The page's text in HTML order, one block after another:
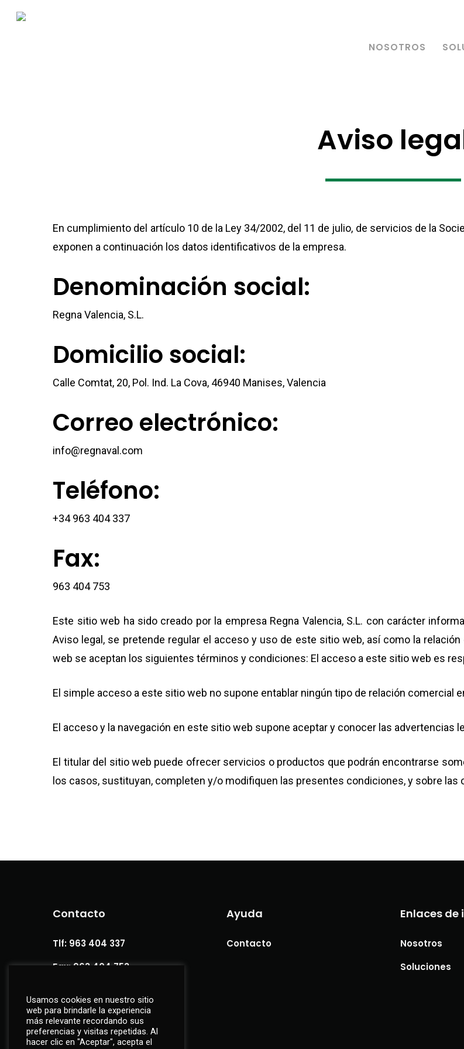
NOSOTROS
Aviso
En cumplimiento del artículo 10 de la Ley 34/2002, del 11 de julio, de servicios de la
exponen a continuación los datos identificativos de la empresa.
Denominación social:
Regna Valencia, S.L.
Domicilio social:
Calle Comtat, 20, Pol. Ind. La Cova, 46940 Manises, Valencia
Correo electrónico:
info@regnaval.com
Teléfono:
+34 963 404 337
Fax:
963 404 753
Este sitio web ha sido creado por la empresa Regna Valencia, S.L. con carácter
Aviso legal, se pretende regular el acceso y uso de este sitio web, así como la
web se aceptan los siguientes términos y condiciones: El acceso a este sitio web es
El simple acceso a este sitio web no supone entablar ningún tipo de relación comercial
El acceso y la navegación en este sitio web supone aceptar y conocer las advertencias
El titular del sitio web puede ofrecer servicios o productos que podrán encontrarse
los casos, sustituyan, completen y/o modifiquen las presentes condiciones, y sobre las
Contacto
Tlf: 963 404 337
Fax: 963 404 753
Ayuda
Contacto
Enlaces de
Nosotros
Soluciones
Usamos cookies en nuestro sitio
web para brindarle la experiencia
más relevante recordando sus
preferencias y visitas repetidas. Al
hacer clic en "Aceptar", acepta el